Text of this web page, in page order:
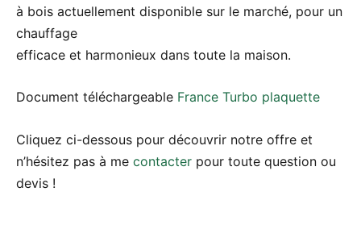
à bois actuellement disponible sur le marché, pour un
chauffage
efficace et harmonieux dans toute la maison.
Document téléchargeable France Turbo plaquette
Cliquez ci-dessous pour découvrir notre offre et
n’hésitez pas à me contacter pour toute question ou
devis !